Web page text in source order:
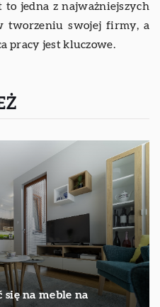
to jedna z najważniejszych
tworzeniu swojej firmy, a
pracy jest kluczowe.
na meble na